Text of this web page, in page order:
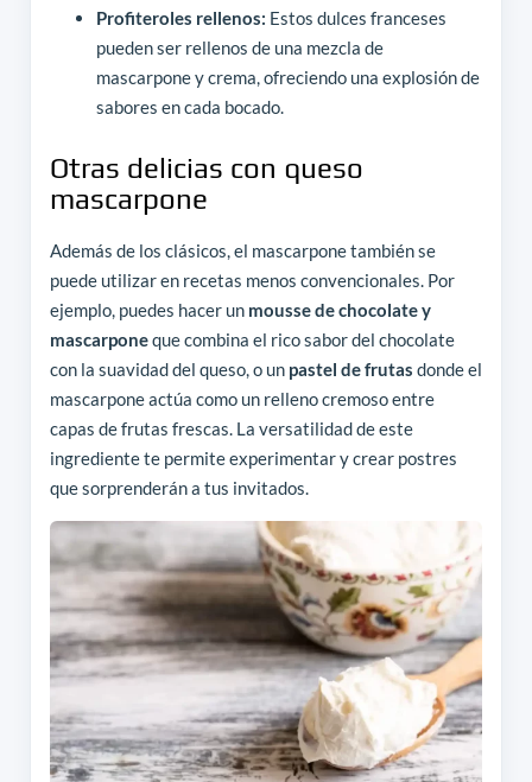
Profiteroles rellenos: Estos dulces franceses
pueden ser rellenos de una mezcla de
mascarpone y crema, ofreciendo una explosión de
sabores en cada bocado.
Otras delicias con queso
mascarpone
Además de los clásicos, el mascarpone también se
puede utilizar en recetas menos convencionales. Por
ejemplo, puedes hacer un mousse de chocolate y
mascarponeque combina el rico sabor del chocolate
con la suavidad del queso, o un pastel de frutas donde el
mascarpone actúa como un relleno cremoso entre
capas de frutas frescas. La versatilidad de este
ingrediente te permite experimentar y crear postres
que sorprenderán a tus invitados.